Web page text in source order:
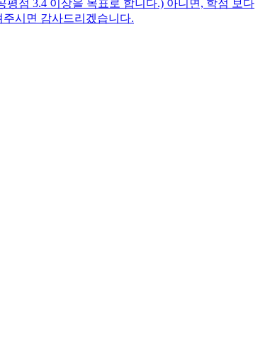
점 3.4 이상을 목표로 합니다.) 아니면, 학점 보다
시면 감사드리겠습니다.